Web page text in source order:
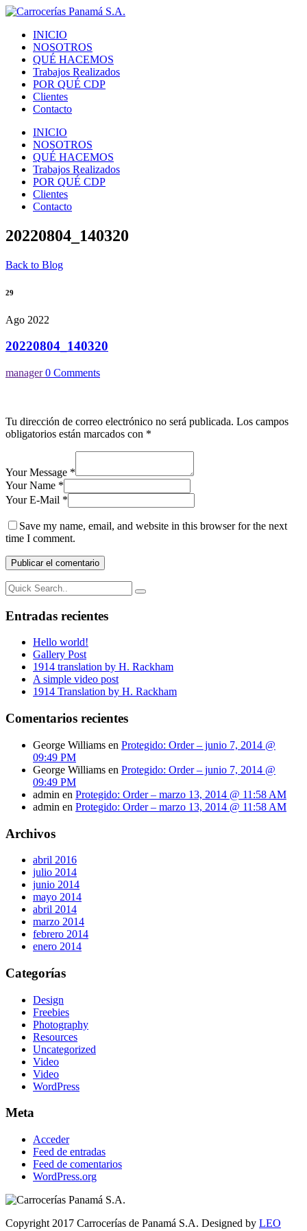
INICIO
NOSOTROS
QUÉ HACEMOS
Trabajos Realizados
POR QUÉ CDP
Clientes
Contacto
INICIO
NOSOTROS
QUÉ HACEMOS
Trabajos Realizados
POR QUÉ CDP
Clientes
Contacto
20220804_140320
Back to Blog
29
Ago 2022
20220804_140320
manager0 Comments
Tu dirección de correo electrónico no será publicada. Los campos
obligatorios están marcados con *
Your Message *
Your Name *
Your E-Mail *
Save my name, email, and website in this browser for the next
time I comment.
Entradas recientes
Hello world!
Gallery Post
1914 translation by H. Rackham
A simple video post
1914 Translation by H. Rackham
Comentarios recientes
George Williams en Protegido: Order – junio 7, 2014 @
09:49 PM
George Williams en Protegido: Order – junio 7, 2014 @
09:49 PM
admin en Protegido: Order – marzo 13, 2014 @ 11:58 AM
admin en Protegido: Order – marzo 13, 2014 @ 11:58 AM
Archivos
abril 2016
julio 2014
junio 2014
mayo 2014
abril 2014
marzo 2014
febrero 2014
enero 2014
Categorías
Design
Freebies
Photography
Resources
Uncategorized
Video
Video
WordPress
Meta
Acceder
Feed de entradas
Feed de comentarios
WordPress.org
Copyright 2017 Carrocerías de Panamá S.A. Designed by LEO